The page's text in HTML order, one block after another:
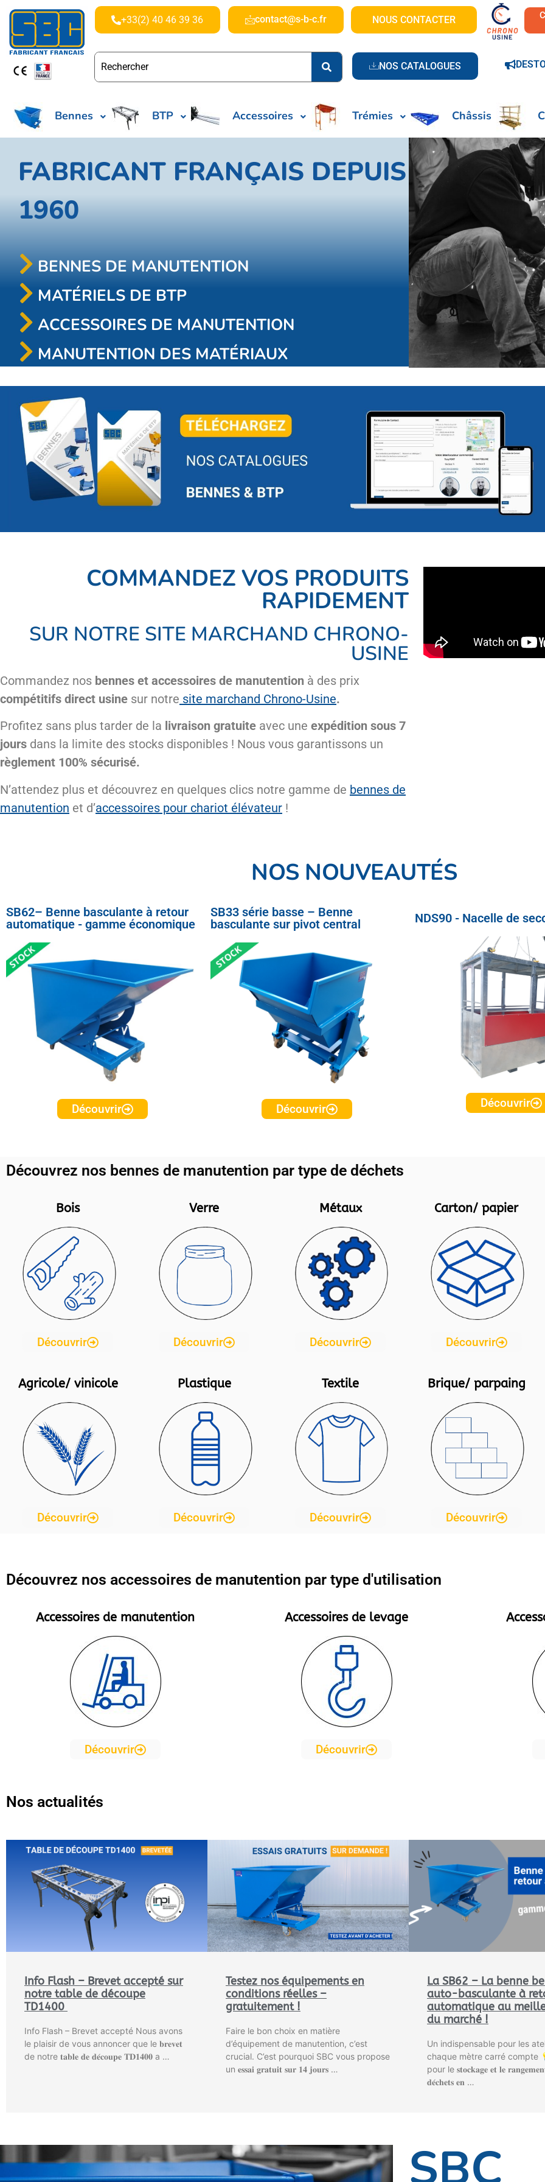
+33(2) 40 46 39 36 contact@s-b-c.fr NOUS CONTACTER
NOS CATALOGUES
Bennes BTP Accessoires Trémies Châssis
FABRICANT FRANÇAIS DEPUIS
1960
BENNES DE MANUTENTION
MATÉRIELS DE BTP
ACCESSOIRES DE MANUTENTION
MANUTENTION DES MATÉRIAUX
COMMANDEZ VOS PRODUITS
RAPIDEMENT
SUR NOTRE SITE MARCHAND CHRONO-
USINE
Commandez nos bennes et accessoires de manutention à des prix
compétitifs direct usine sur notre site marchand Chrono-Usine.
Profitez sans plus tarder de la livraison gratuite avec une expédition sous 7
jours dans la limite des stocks disponibles ! Nous vous garantissons un
règlement 100% sécurisé.
N’attendez plus et découvrez en quelques clics notre gamme de bennes de
manutention et d’accessoires pour chariot élévateur !
NOS NOUVEAUTÉS
SB62– Benne basculante à retour
automatique - gamme économique
Découvrir
SB33 série basse – Benne
basculante sur pivot central
Découvrir
NDS90 - Nacelle de
Découvrir
Découvrez nos bennes de manutention par type de déchets
Bois
Découvrir
Verre
Découvrir
Métaux
Découvrir
Carton/ papier
Découvrir
Agricole/ vinicole
Découvrir
Plastique
Découvrir
Textile
Découvrir
Brique/ parpaing
Découvrir
Découvrez nos accessoires de manutention par type d'utilisation
Accessoires de manutention
Découvrir
Accessoires de levage
Découvrir
Nos actualités
Info Flash – Brevet accepté sur
notre table de découpe
TD1400
Info Flash – Brevet accepté Nous avons
le plaisir de vous annoncer que le 𝐛𝐫𝐞𝐯𝐞𝐭
de notre 𝐭𝐚𝐛𝐥𝐞 𝐝𝐞 𝐝𝐞́𝐜𝐨𝐮𝐩𝐞 𝐓𝐃𝟏𝟒𝟎𝟎 a …
Testez nos équipements en
conditions réelles –
gratuitement !
Faire le bon choix en matière
d’équipement de manutention, c’est
crucial. C’est pourquoi SBC vous propose
un 𝐞𝐬𝐬𝐚𝐢 𝐠𝐫𝐚𝐭𝐮𝐢𝐭 𝐬𝐮𝐫 𝟏𝟒 𝐣𝐨𝐮𝐫𝐬 …
La SB62 – La benne
auto-basculante à
automatique au
du marché !
Un indispensable pour les
chaque mètre carré compte
pour le 𝐬𝐭𝐨𝐜𝐤𝐚𝐠𝐞 𝐞𝐭 𝐥𝐞
𝐝𝐞́𝐜𝐡𝐞𝐭𝐬 𝐞𝐧 …
SBC